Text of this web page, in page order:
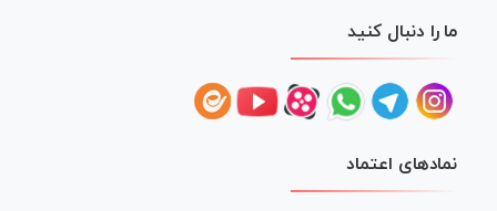
ما را دنبال کنید
نمادهای اعتماد